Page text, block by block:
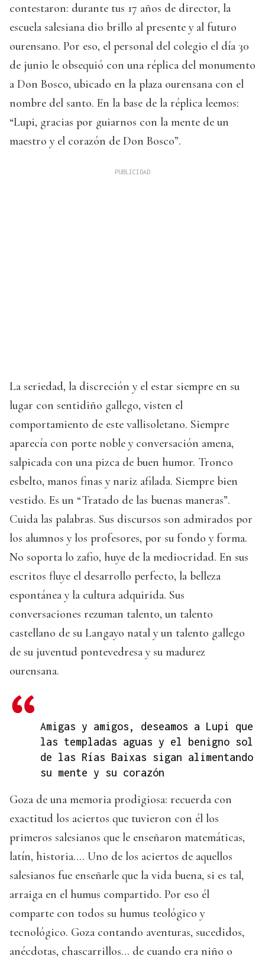
contestaron: durante tus 17 años de director, la
escuela salesiana dio brillo al presente y al futuro
ourensano. Por eso, el personal del colegio el día 30
de junio le obsequió con una réplica del monumento
a Don Bosco, ubicado en la plaza ourensana con el
nombre del santo. En la base de la réplica leemos:
“Lupi, gracias por guiarnos con la mente de un
maestro y el corazón de Don Bosco”.
La seriedad, la discreción y el estar siempre en su
lugar con sentidiño gallego, visten el
comportamiento de este vallisoletano. Siempre
aparecía con porte noble y conversación amena,
salpicada con una pizca de buen humor. Tronco
esbelto, manos finas y nariz afilada. Siempre bien
vestido. Es un “Tratado de las buenas maneras”.
Cuida las palabras. Sus discursos son admirados por
los alumnos y los profesores, por su fondo y forma.
No soporta lo zafio, huye de la mediocridad. En sus
escritos fluye el desarrollo perfecto, la belleza
espontánea y la cultura adquirida. Sus
conversaciones rezuman talento, un talento
castellano de su Langayo natal y un talento gallego
de su juventud pontevedresa y su madurez
ourensana.
Amigas y amigos, deseamos a Lupi que
las templadas aguas y el benigno sol
de las Rías Baixas sigan alimentando
su mente y su corazón
Goza de una memoria prodigiosa: recuerda con
exactitud los aciertos que tuvieron con él los
primeros salesianos que le enseñaron matemáticas,
latín, historia…. Uno de los aciertos de aquellos
salesianos fue enseñarle que la vida buena, si es tal,
arraiga en el humus compartido. Por eso él
comparte con todos su humus teológico y
tecnológico. Goza contando aventuras, sucedidos,
anécdotas, chascarrillos… de cuando era niño o